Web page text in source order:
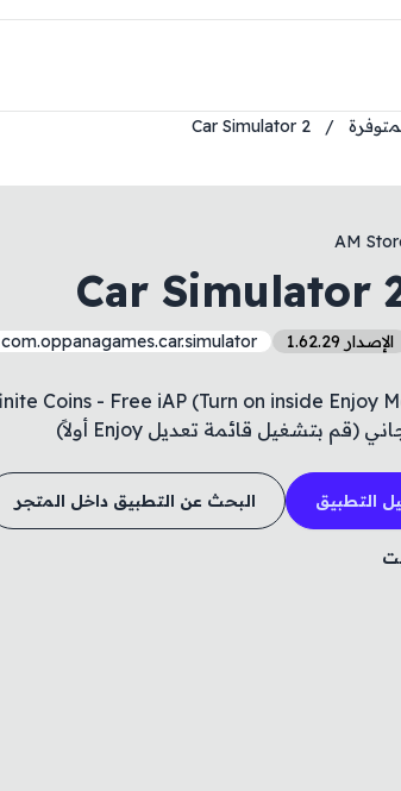
/
Car Simulator 2
AM
Car Simulator
الإصدار 1.62.29 com.oppanagames.car.simulator
التطبيق البحث عن التطبيق داخل المتجر